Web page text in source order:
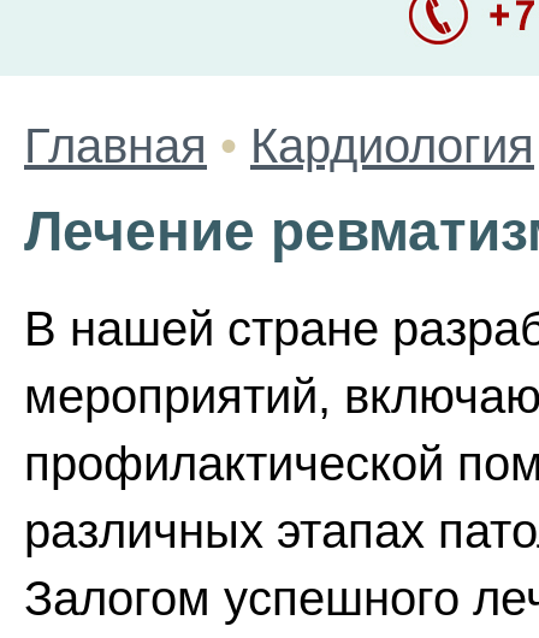
Главная • Кардиология
Лечение
В нашей стране
мероприятий,
профилактической
различных этапах
Залогом успешного